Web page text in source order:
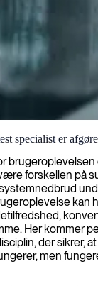
optimerer dine
flaskehalse og
vigtigst.
specialist er
forskellen på
kan
Her kommer
der sikrer,
men